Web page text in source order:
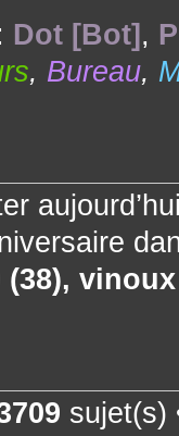
Dot [Bot] ,
, Bureau,
(38), vinoux
sujet(s)